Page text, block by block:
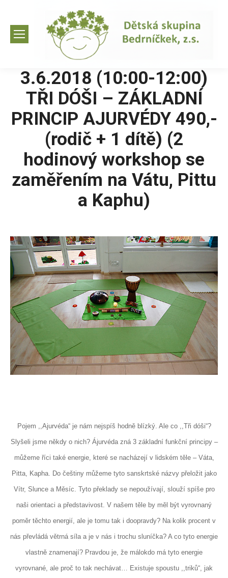
3.6.2018 (10:00-12:00)
TŘI DÓŠI – ZÁKLADNÍ
PRINCIP AJURVÉDY 490,-
(rodič + 1 dítě) (2
hodinový workshop se
zaměřením na Vátu, Pittu
a Kaphu)
Pojem ,,Ajurvéda“ je nám nejspíš hodně blízký. Ale co ,,Tři dóši“?
Slyšeli jsme někdy o nich? Ájurvéda zná 3 základní funkční principy –
můžeme říci také energie, které se nacházejí v lidském těle – Váta,
Pitta, Kapha. Do češtiny můžeme tyto sanskrtské názvy přeložit jako
Vítr, Slunce a Měsíc. Tyto překlady se nepoužívají, slouží spíše pro
naši orientaci a představivost. V našem těle by měl být vyrovnaný
poměr těchto energií, ale je tomu tak i doopravdy? Na kolik procent v
nás převládá větrná síla a je v nás i trochu sluníčka? A co tyto energie
vlastně znamenají? Pravdou je, že málokdo má tyto energie
vyrovnané, ale proč to tak nechávat… Existuje spoustu ,,triků“, jak